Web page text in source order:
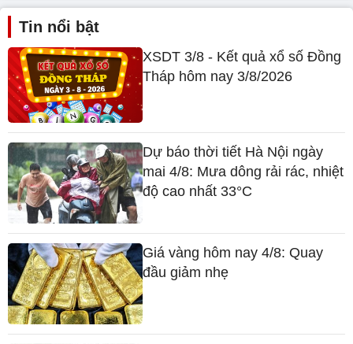
Tin nổi bật
XSDT 3/8 - Kết quả xổ số Đồng
Tháp hôm nay 3/8/2026
Dự báo thời tiết Hà Nội ngày
mai 4/8: Mưa dông rải rác, nhiệt
độ cao nhất 33°C
Giá vàng hôm nay 4/8: Quay
đầu giảm nhẹ